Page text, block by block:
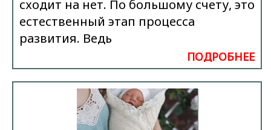
сходит на нет. По большому счету, это
естественный этап процесса
развития. Ведь
ПОДРОБНЕЕ